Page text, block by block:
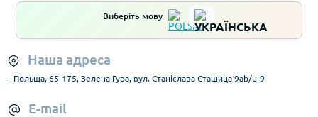
Виберіть мову
Наша адреса
- Польща, 65-175, Зелена Гура, вул. Станіслава Сташица 9ab/u-9
E-mail